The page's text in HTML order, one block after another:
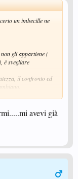
un imbecille ne
gli appartiene (
è svegliare
il confronto ed
la fanno e
resettato.
e buone
avevi già